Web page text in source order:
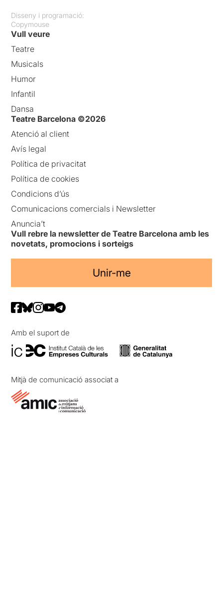
Disseny i programació:
Copymouse
Vull veure
Teatre
Musicals
Humor
Infantil
Dansa
Teatre Barcelona ©2026
Atenció al client
Avís legal
Política de privacitat
Política de cookies
Condicions d’ús
Comunicacions comercials i Newsletter
Anuncia’t
Vull rebre la newsletter de Teatre Barcelona amb les
novetats, promocions i sorteigs
Unir-me
Amb el suport de
Mitjà de comunicació associat a